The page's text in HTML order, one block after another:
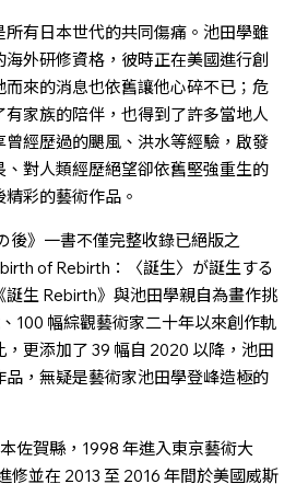
所有日本世代的共同傷痛。池田學雖
外研修資格，彼時正在美國進行創
而來的消息也依舊讓他心碎不已；危
家族的陪伴，也得到了許多當地人
曾經歷過的颶風、洪水等經驗，啟發
、對人類經歷絕望卻依舊堅強重生的
彩的藝術作品。
後》一書不僅完整收錄已絕版之
birth of Rebirth：〈誕生〉が誕生する
誕生 Rebirth》與池田學親自為畫作挑
100 幅綜觀藝術家二十年以來創作軌
更添加了 39 幅自 2020 以降，池田
，無疑是藝術家池田學登峰造極的
佐賀縣，1998 年進入東京藝術大
修並在 2013 至 2016 年間於美國威斯